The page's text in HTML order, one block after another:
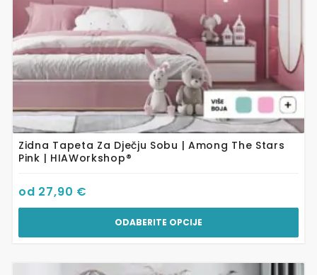
Zidna Tapeta Za Dječju Sobu | Among The Stars
Pink | HIAWorkshop®
od 27,90 €
ODABERITE OPCIJE
proizvoda